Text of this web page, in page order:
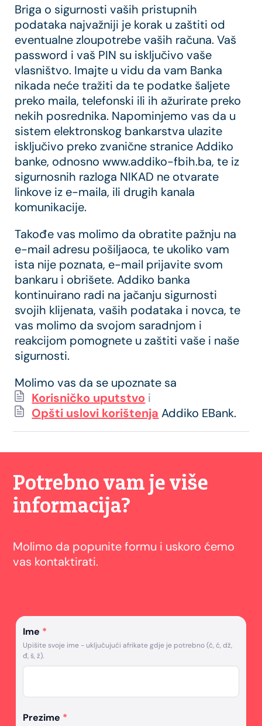
Briga o sigurnosti vaših pristupnih
podataka najvažniji je korak u zaštiti od
eventualne zloupotrebe vaših računa. Vaš
password i vaš PIN su isključivo vaše
vlasništvo. Imajte u vidu da vam Banka
nikada neće tražiti da te podatke šaljete
preko maila, telefonski ili ih ažurirate preko
nekih posrednika. Napominjemo vas da u
sistem elektronskog bankarstva ulazite
isključivo preko zvanične stranice Addiko
banke, odnosno www.addiko-fbih.ba, te iz
sigurnosnih razloga NIKAD ne otvarate
linkove iz e-maila, ili drugih kanala
komunikacije.
Takođe vas molimo da obratite pažnju na
e-mail adresu pošiljaoca, te ukoliko vam
ista nije poznata, e-mail prijavite svom
bankaru i obrišete. Addiko banka
kontinuirano radi na jačanju sigurnosti
svojih klijenata, vaših podataka i novca, te
vas molimo da svojom saradnjom i
reakcijom pomognete u zaštiti vaše i naše
sigurnosti.
Molimo vas da se upoznate sa
Korisničko uputstvo i
Opšti uslovi korištenja Addiko EBank.
Potrebno vam je više
informacija?
Molimo da popunite formu i uskoro ćemo
vas kontaktirati.
Ime *
Upišite svoje ime - uključujući afrikate gdje je potrebno (č, ć, dž,
đ, š, ž).
Prezime *